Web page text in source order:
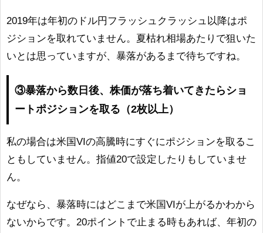
2019年は年初のドル円フラッシュクラッシュ以降はポ
ジションを取れていません。夏枯れ相場あたりで狙いた
いとは思っていますが、暴落があるまで待ちですね。
③暴落から数日後、株価が落ち着いてきたらショ
ートポジションを取る（2枚以上）
私の場合は米国VIの高騰時にすぐにポジションを取るこ
ともしていません。指値20で設定したりもしていませ
ん。
なぜなら、暴落時にはどこまで米国VIが上がるかわから
ないからです。20ポイントで止まる時もあれば、年初の